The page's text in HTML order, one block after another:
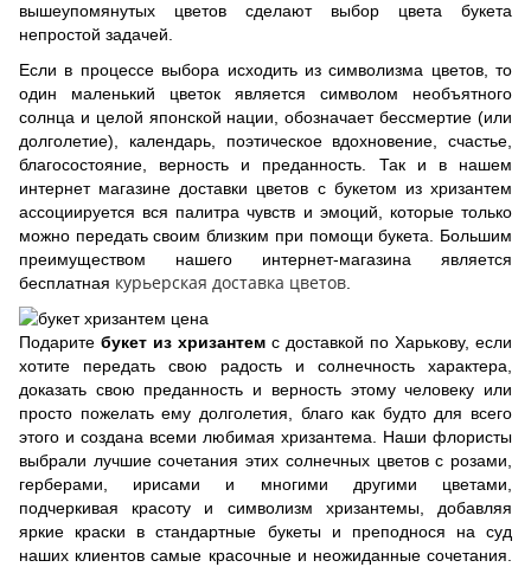
вышеупомянутых цветов сделают выбор цвета букета
непростой задачей.
Если в процессе выбора исходить из символизма цветов, то
один маленький цветок является символом необъятного
солнца и целой японской нации, обозначает бессмертие (или
долголетие), календарь, поэтическое вдохновение, счастье,
благосостояние, верность и преданность. Так и в нашем
интернет магазине доставки цветов с букетом из хризантем
ассоциируется вся палитра чувств и эмоций, которые только
можно передать своим близким при помощи букета. Большим
преимуществом нашего интернет-магазина является
бесплатная курьерская доставка цветов
Подарите букет из хризантем с доставкой по Харькову, если
хотите передать свою радость и солнечность характера,
доказать свою преданность и верность этому человеку или
просто пожелать ему долголетия, благо как будто для всего
этого и создана всеми любимая хризантема. Наши флористы
выбрали лучшие сочетания этих солнечных цветов с розами,
герберами, ирисами и многими другими цветами,
подчеркивая красоту и символизм хризантемы, добавляя
яркие краски в стандартные букеты и преподнося на суд
наших клиентов самые красочные и неожиданные сочетания.